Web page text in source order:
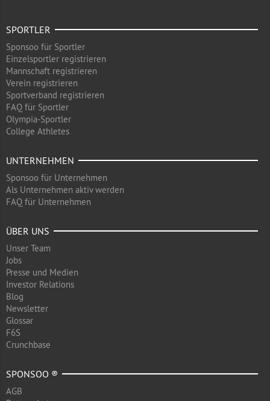
SPORTLER
Sponsoo für Sportler
Einzelsportler registrieren
Mannschaft registrieren
Verein registrieren
Sportverband registrieren
FAQ für Sportler
Olympia-Sportler
College Athletes
UNTERNEHMEN
Sponsoo für Unternehmen
Als Unternehmen aktiv werden
FAQ für Unternehmen
ÜBER UNS
Unser Team
Jobs
Presse und Medien
Investor Relations
Blog
Newsletter
Glossar
F6S
Crunchbase
SPONSOO ®
AGB